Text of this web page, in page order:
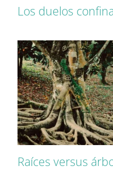
Los duelos
Raíces versus